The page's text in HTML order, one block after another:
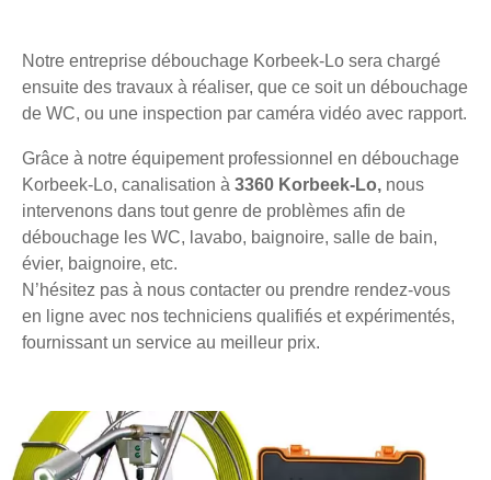
Notre entreprise débouchage Korbeek-Lo sera chargé
ensuite des travaux à réaliser, que ce soit un débouchage
de WC, ou une inspection par caméra vidéo avec rapport.
Grâce à notre équipement professionnel en débouchage
Korbeek-Lo, canalisation à 3360 Korbeek-Lo, nous
intervenons dans tout genre de problèmes afin de
débouchage les WC, lavabo, baignoire, salle de bain,
évier, baignoire, etc.
N’hésitez pas à nous contacter ou prendre rendez-vous
en ligne avec nos techniciens qualifiés et expérimentés,
fournissant un service au meilleur prix.